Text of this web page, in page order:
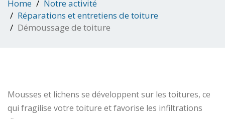
Home
Notre activité
Réparations et entretiens de toiture
Démoussage de toiture
Mousses et lichens se développent sur les toitures, ce
qui fragilise votre toiture et favorise les infiltrations